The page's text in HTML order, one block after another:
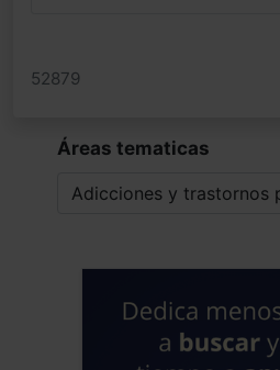
52879
Áreas tematicas